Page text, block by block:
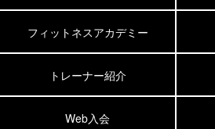
フィットネスアカデミー
トレーナー紹介
Web入会